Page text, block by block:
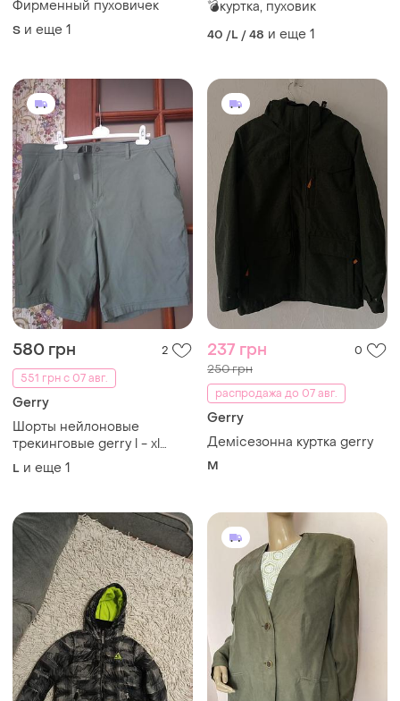
Фирменный пуховичек
S и еще 1
💣куртка, пуховик
40 /L / 48 и еще 1
580 грн
2
551 грн с 07 авг.
Gerry
Шорты нейлоновые
трекинговые gerry l - xl
легкие стрейчевые
L и еще 1
237 грн 0
250 грн
распродажа до 07 авг.
Gerry
Демісезонна куртка gerry
M